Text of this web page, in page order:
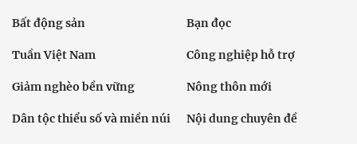
Bất động sản Bạn đọc
Tuần Việt Nam Công nghiệp hỗ trợ
Giảm nghèo bền vững Nông thôn mới
Dân tộc thiểu số và miền núi Nội dung chuyên đề